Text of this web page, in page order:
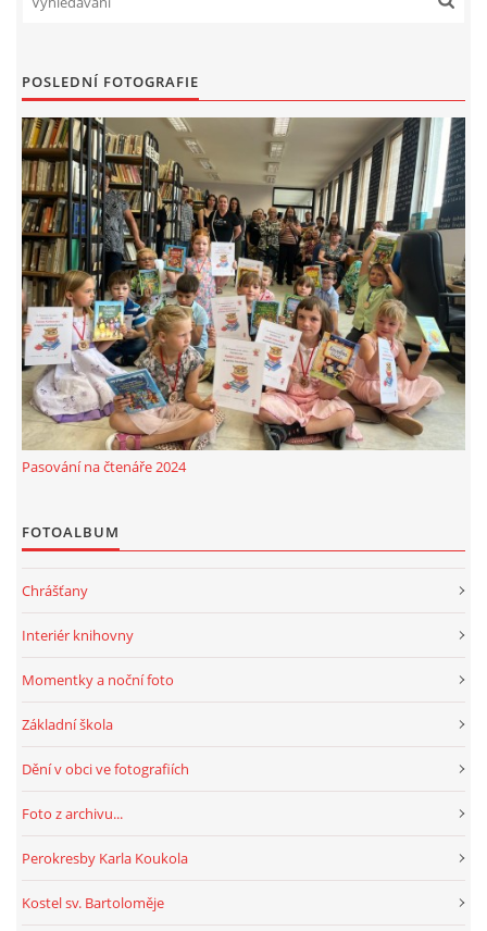
ČASOSBĚRY - CHRÁŠŤANY
PROJEKT FLYNN "KNIHOVNA" CARSEN
E-KNIHY DO KAŽDÉ KNIHOVNY
GRANTY A DOTACE
MOBILNÍ APLIKACE
FREE WIFI
VÝZNAČNÍ RODÁCI
FOTOALBUM
PODĚKOVÁNÍ
SLUŽBY
HRY, KVÍZY, VZDĚLÁVÁNÍ ON-LINE
POSLEDNÍ FOTOGRAFIE
Pasování na čtenáře 2024
FOTOALBUM
Chrášťany
Interiér knihovny
Momentky a noční foto
Základní škola
Dění v obci ve fotografiích
Foto z archivu...
Perokresby Karla Koukola
Kostel sv. Bartoloměje